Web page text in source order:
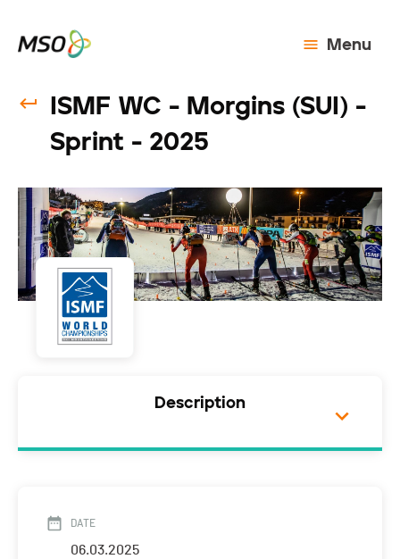
Menu
ISMF WC - Morgins (SUI) -
Sprint - 2025
Description
DATE
06.03.2025